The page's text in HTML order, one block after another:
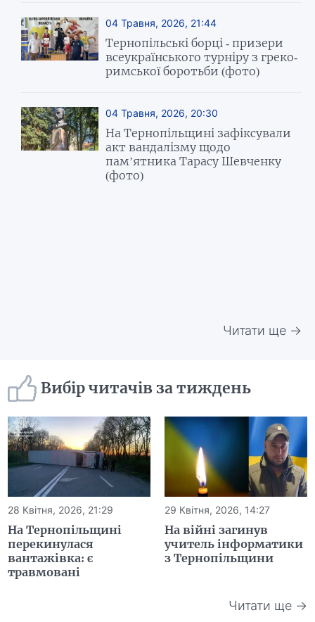
04 Травня, 2026, 21:44
Тернопільські борці - призери
всеукраїнського турніру з греко-
римської боротьби (фото)
04 Травня, 2026, 20:30
На Тернопільщині зафіксували
акт вандалізму щодо
пам’ятника Тарасу Шевченку
(фото)
Читати ще →
Вибір читачів за тиждень
28 Квітня, 2026, 21:29
На Тернопільщині
перекинулася
вантажівка: є
травмовані
29 Квітня, 2026, 14:27
На війні загинув
учитель інформатики
з Тернопільщини
Читати ще →